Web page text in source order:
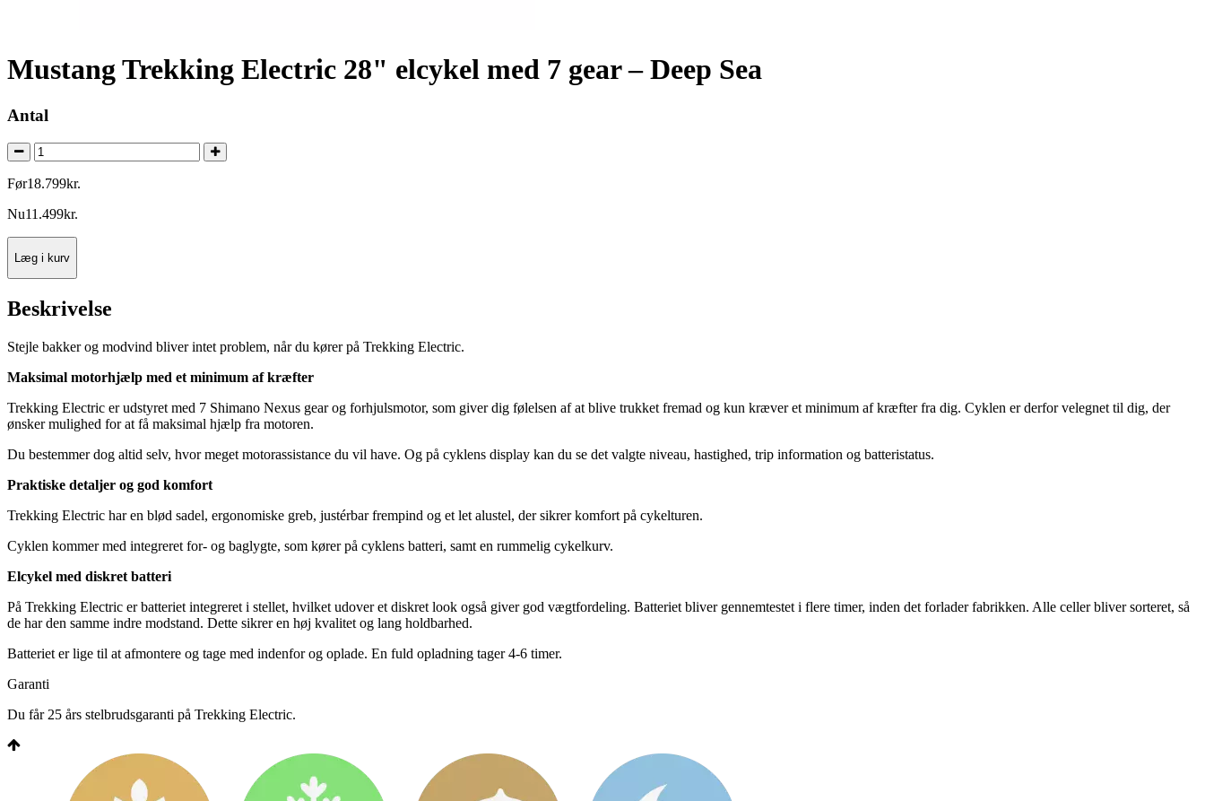
Mustang Trekking Electric 28" elcykel med 7 gear – Deep Sea
Antal
Før18.799kr.
Nu11.499kr.
Læg i kurv
Beskrivelse
Stejle bakker og modvind bliver intet problem, når du kører på Trekking Electric.
Maksimal motorhjælp med et minimum af kræfter
Trekking Electric er udstyret med 7 Shimano Nexus gear og forhjulsmotor, som giver dig følelsen af at blive trukket fremad og kun kræver et minimum af kræfter fra dig. Cyklen er derfor velegnet til dig, der
ønsker mulighed for at få maksimal hjælp fra motoren.
Du bestemmer dog altid selv, hvor meget motorassistance du vil have. Og på cyklens display kan du se det valgte niveau, hastighed, trip information og batteristatus.
Praktiske detaljer og god komfort
Trekking Electric har en blød sadel, ergonomiske greb, justérbar frempind og et let alustel, der sikrer komfort på cykelturen.
Cyklen kommer med integreret for- og baglygte, som kører på cyklens batteri, samt en rummelig cykelkurv.
Elcykel med diskret batteri
På Trekking Electric er batteriet integreret i stellet, hvilket udover et diskret look også giver god vægtfordeling. Batteriet bliver gennemtestet i flere timer, inden det forlader fabrikken. Alle celler bliver sorteret, så
de har den samme indre modstand. Dette sikrer en høj kvalitet og lang holdbarhed.
Batteriet er lige til at afmontere og tage med indenfor og oplade. En fuld opladning tager 4-6 timer.
Garanti
Du får 25 års stelbrudsgaranti på Trekking Electric.